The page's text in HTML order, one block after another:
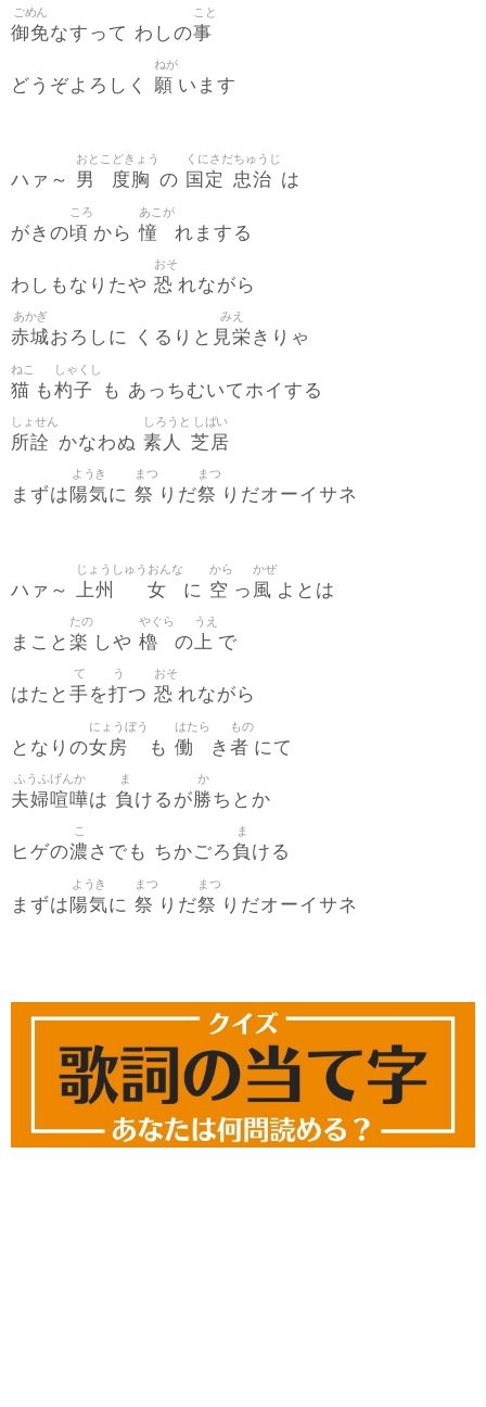
御免
ごめん
なすって わしの事
こと
どうぞよろしく 願
ねが
います
ハァ～ 男
おとこ
度胸
どきょう
の 国定
くにさだ
忠治
ちゅうじ
は
がきの頃
ころ
から憧
あこが
れまする
わしもなりたや 恐
おそ
れながら
赤城
あかぎ
おろしに くるりと 見栄
みえ
きりゃ
猫
ねこ
も杓子
しゃくし
も あっちむいてホイする
所詮
しょせん
かなわぬ 素人
しろうと
芝居
しばい
まずは 陽気
ようき
に 祭
まつ
りだ祭
まつ
りだオーイサネ
ハァ～ 上州
じょうしゅう
女
おんな
に 空
から
っ 風
かぜ
よとは
まこと 楽
たの
しや 櫓
やぐら
の上
うえ
で
はたと 手
て
を打
う
つ 恐
おそ
れながら
となりの女房
にょうぼう
も 働
はたら
き 者
もの
にて
夫婦喧嘩
ふうふげんか
は 負
ま
けるが勝
か
ちとか
ヒゲの濃
こ
さでも ちかごろ 負
ま
ける
まずは 陽気
ようき
に 祭
まつ
りだ祭
まつ
りだオーイサネ